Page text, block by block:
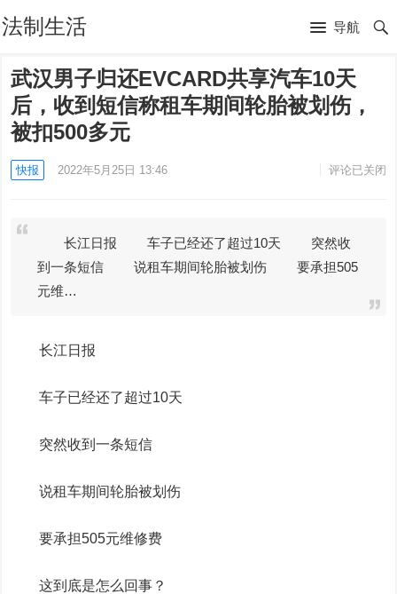
法制生活 导航
武汉男子归还EVCARD共享汽车10天
后，收到短信称租车期间轮胎被划伤，
被扣500多元
快报 2022年5月25日 13:46 评论已关闭
长江日报 车子已经还了超过10天 突然收
到一条短信 说租车期间轮胎被划伤 要承担505
元维…
长江日报
车子已经还了超过10天
突然收到一条短信
说租车期间轮胎被划伤
要承担505元维修费
这到底是怎么回事？